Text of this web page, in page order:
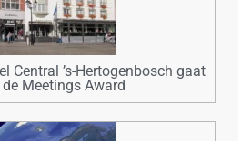
Central ’s-Hertogenbosch gaat
Meetings Award